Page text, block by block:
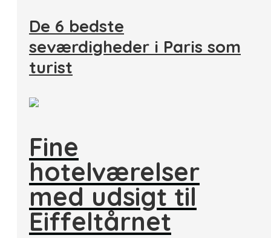
De 6 bedste
seværdigheder i Paris som
turist
Fine
hotelværelser
med udsigt til
Eiffeltårnet